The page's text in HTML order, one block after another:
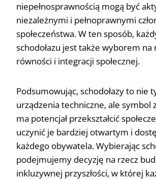
niepełnosprawnością mogą być
niezależnymi i pełnoprawnymi
społeczeństwa. W ten sposób,
schodołazu jest także wyborem na
równości i integracji społecznej.
Podsumowując, schodołazy to nie
urządzenia techniczne, ale symbol
ma potencjał przekształcić
uczynić je bardziej otwartym i
każdego obywatela. Wybierając
podejmujemy decyzję na rzecz
inkluzywnej przyszłości, w której